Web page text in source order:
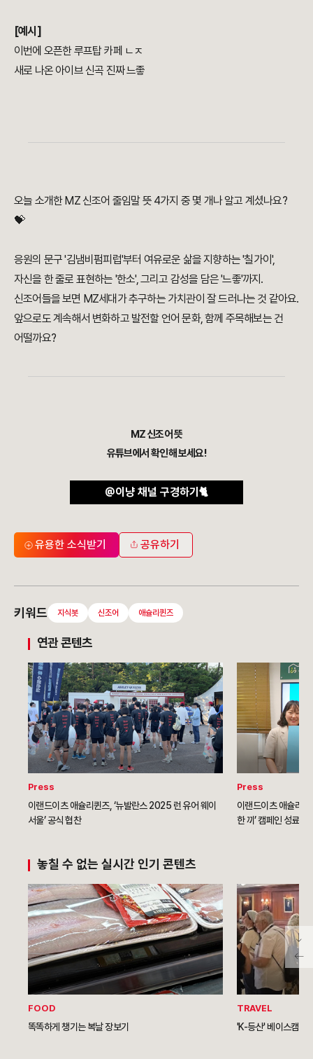
[예시]
이번에 오픈한 루프탑 카페 ㄴㅈ
새로 나온 아이브 신곡 진짜 느좋
오늘 소개한 MZ 신조어 줄임말 뜻 4가지 중 몇 개나 알고 계셨나요?
💝
응원의 문구 '김냄비펌피럽'부터 여유로운 삶을 지향하는 '칠가이',
자신을 한 줄로 표현하는 '한소', 그리고 감성을 담은 '느좋'까지.
신조어들을 보면 MZ세대가 추구하는 가치관이 잘 드러나는 것 같아요.
앞으로도 계속해서 변화하고 발전할 언어 문화, 함께 주목해보는 건
어떨까요?
MZ 신조어 뜻
유튜브에서확인해 보세요!
@이냥 채널 구경하기🐈
유용한 소식받기 공유하기
키워드 지식봇 신조어 애슐리퀸즈
연관 콘텐츠
Press
이랜드이츠 애슐리퀸즈, ‘뉴발란스 2025 런 유어 웨이
서울’ 공식 협찬
Press
이랜드이츠 애슐리퀸
한 끼’ 캠페인 성료
놓칠 수 없는 실시간 인기 콘텐츠
FOOD
똑똑하게 챙기는 복날 장보기
TRAVEL
'K-등산' 베이스캠프